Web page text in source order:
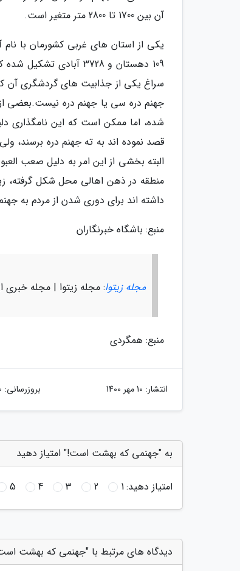
آن بین 1700 تا 2800 متر متغیر است.
109 دهستان و 3728
سراغ یکی از جذابیت های گردشگری آن
جهنم دره سی یا جهنم دره نیست.بعضی از
شده، اما ممکن است که این نامگذاری
قصد نموده اند به ته جهنم دره برسند،
البته بخشی از این امر به دلیل صعب
منطقه در ذهن اهالی محل شکل گرفته،
داشته اند برای دوری شدن از مردم به
منبع: باشگاه خبرنگاران
مجله زیتوا: مجله زیتوا | مجله خبری
منبع: همگردی
انتشار: 10 مهر 1400 بروزرسانی:
به "جهنمی که بهشت است!" امتیاز دهید
امتیاز دهید:1
2
3
4
5
دیدگاه های مرتبط با "جهنمی که بهشت